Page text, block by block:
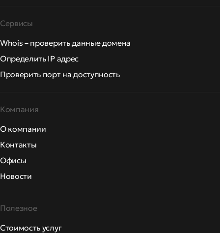
Сервисы
Whois – проверить данные домена
Определить IP адрес
Проверить порт на доступность
Компания
О компании
Контакты
Офисы
Новости
Полезное
Стоимость услуг